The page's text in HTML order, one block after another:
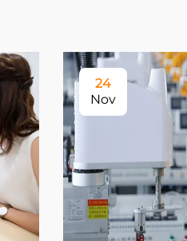
24
Nov